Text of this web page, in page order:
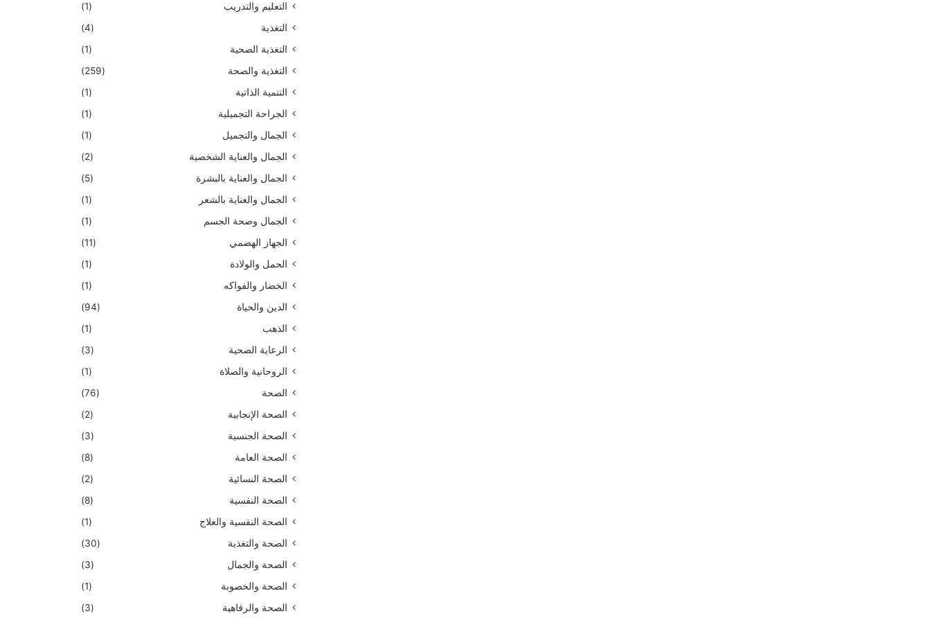
التعليم والتدريب
(1)
التغذية
(4)
التغذية الصحية
(1)
التغذية والصحة
(259)
التنمية الذاتية
(1)
الجراحة التجميلية
(1)
الجمال والتجميل
(1)
الجمال والعناية الشخصية
(2)
الجمال والعناية بالبشرة
(5)
الجمال والعناية بالشعر
(1)
الجمال وصحة الجسم
(1)
الجهاز الهضمي
(11)
الحمل والولادة
(1)
الخضار والفواكه
(1)
الدين والحياة
(94)
الذهب
(1)
الرعاية الصحية
(3)
الروحانية والصلاة
(1)
الصحة
(76)
الصحة الإنجابية
(2)
الصحة الجنسية
(3)
الصحة العامة
(8)
الصحة النسائية
(2)
الصحة النفسية
(8)
الصحة النفسية والعلاج
(1)
الصحة والتغذية
(30)
الصحة والجمال
(3)
الصحة والخصوبة
(1)
الصحة والرفاهية
(3)